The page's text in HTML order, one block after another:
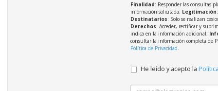
Finalidad: Responder las consultas
información solicitada; Legitimación
Destinatarios: Solo se realizan
Derechos: Acceder, rectificar y
indica en la información adicional;
consultar la información completa de
Política de Privacidad.
He leído y acepto la